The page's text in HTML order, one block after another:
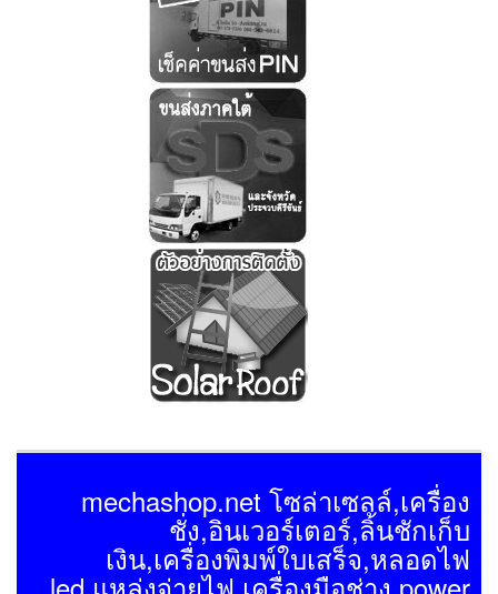
mechashop.net โซล่าเซลล์,เครื่อง
ชั่ง,อินเวอร์เตอร์,ลิ้นชักเก็บ
เงิน,เครื่องพิมพ์ใบเสร็จ,หลอดไฟ